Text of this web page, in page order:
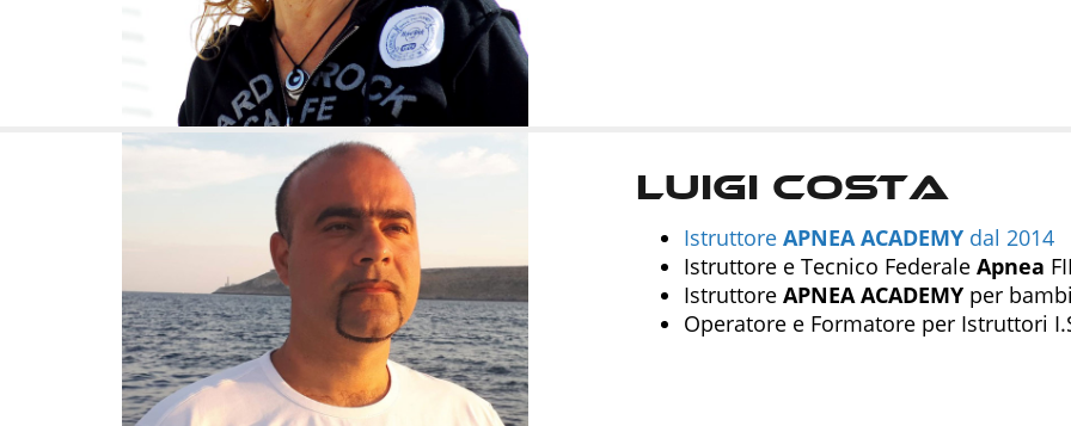
Luigi Costa
Istruttore APNEA ACADEMY dal 2014
Istruttore e Tecnico Federale Apnea
Istruttore APNEA ACADEMY per
Operatore e Formatore per Istruttori